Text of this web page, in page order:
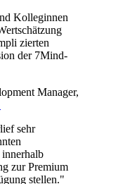
Kolleginnen
zierten
der 7Mind-
Manager,
sehr
zur Premium
stellen."